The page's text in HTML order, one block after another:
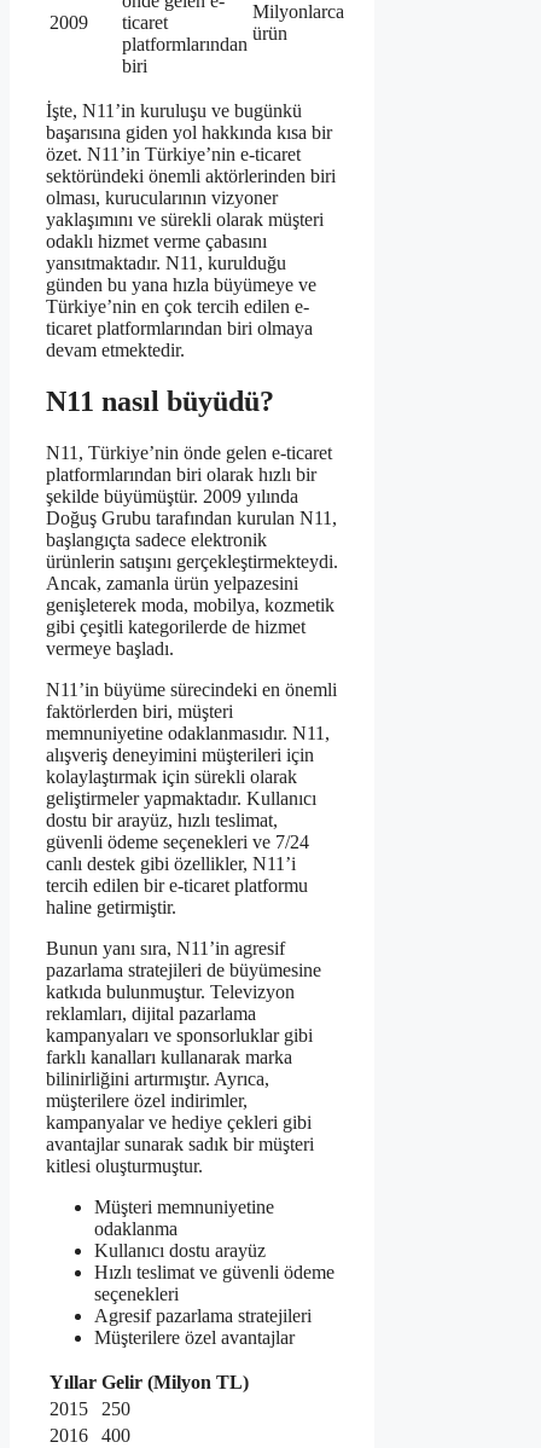
2009
ticaret
platformlarından
biri
Milyonlarca
ürün
İşte, N11’in kuruluşu ve bugünkü
başarısına giden yol hakkında kısa bir
özet. N11’in Türkiye’nin e-ticaret
sektöründeki önemli aktörlerinden biri
olması, kurucularının vizyoner
yaklaşımını ve sürekli olarak müşteri
odaklı hizmet verme çabasını
yansıtmaktadır. N11, kurulduğu
günden bu yana hızla büyümeye ve
Türkiye’nin en çok tercih edilen e-
ticaret platformlarından biri olmaya
devam etmektedir.
N11 nasıl büyüdü?
N11, Türkiye’nin önde gelen e-ticaret
platformlarından biri olarak hızlı bir
şekilde büyümüştür. 2009 yılında
Doğuş Grubu tarafından kurulan N11,
başlangıçta sadece elektronik
ürünlerin satışını gerçekleştirmekteydi.
Ancak, zamanla ürün yelpazesini
genişleterek moda, mobilya, kozmetik
gibi çeşitli kategorilerde de hizmet
vermeye başladı.
N11’in büyüme sürecindeki en önemli
faktörlerden biri, müşteri
memnuniyetine odaklanmasıdır. N11,
alışveriş deneyimini müşterileri için
kolaylaştırmak için sürekli olarak
geliştirmeler yapmaktadır. Kullanıcı
dostu bir arayüz, hızlı teslimat,
güvenli ödeme seçenekleri ve 7/24
canlı destek gibi özellikler, N11’i
tercih edilen bir e-ticaret platformu
haline getirmiştir.
Bunun yanı sıra, N11’in agresif
pazarlama stratejileri de büyümesine
katkıda bulunmuştur. Televizyon
reklamları, dijital pazarlama
kampanyaları ve sponsorluklar gibi
farklı kanalları kullanarak marka
bilinirliğini artırmıştır. Ayrıca,
müşterilere özel indirimler,
kampanyalar ve hediye çekleri gibi
avantajlar sunarak sadık bir müşteri
kitlesi oluşturmuştur.
Müşteri memnuniyetine
odaklanma
Kullanıcı dostu arayüz
Hızlı teslimat ve güvenli ödeme
seçenekleri
Agresif pazarlama stratejileri
Müşterilere özel avantajlar
Yıllar Gelir (Milyon TL)
2015
250
2016
400